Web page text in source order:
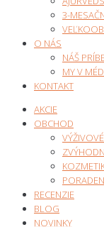
3-
O NÁS
NÁŠ
MY V
KONTAKT
AKCIE
OBCHOD
RECENZIE
BLOG
NOVINKY